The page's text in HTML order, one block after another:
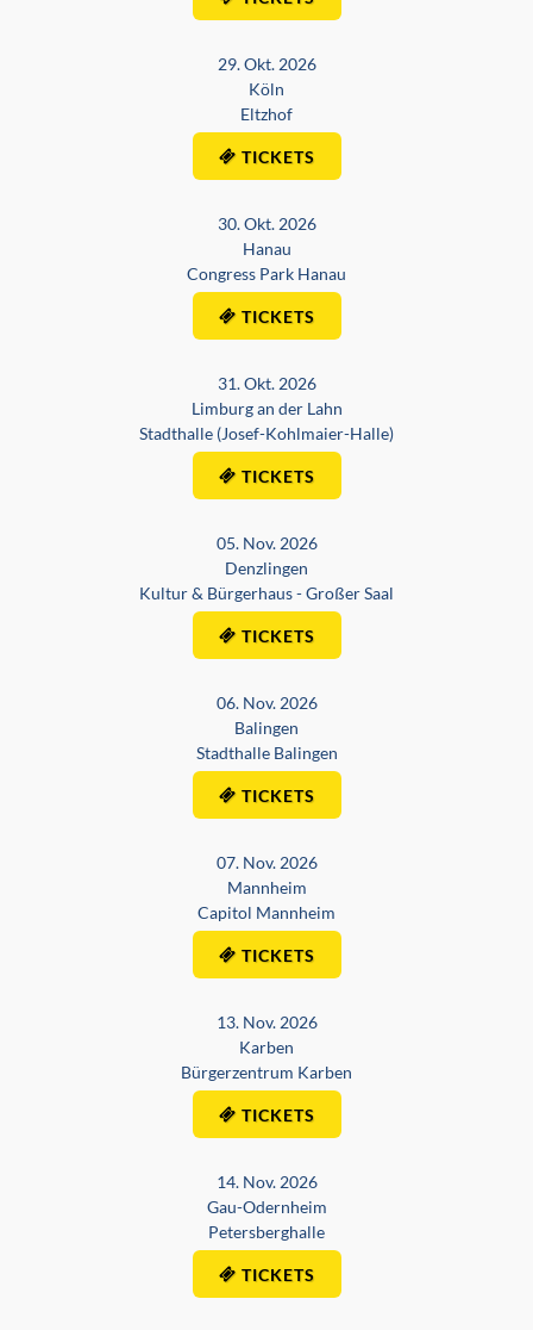
29. Okt. 2026
Köln
Eltzhof
TICKETS
30. Okt. 2026
Hanau
Congress Park Hanau
TICKETS
31. Okt. 2026
Limburg an der Lahn
Stadthalle (Josef-Kohlmaier-Halle)
TICKETS
05. Nov. 2026
Denzlingen
Kultur & Bürgerhaus - Großer Saal
TICKETS
06. Nov. 2026
Balingen
Stadthalle Balingen
TICKETS
07. Nov. 2026
Mannheim
Capitol Mannheim
TICKETS
13. Nov. 2026
Karben
Bürgerzentrum Karben
TICKETS
14. Nov. 2026
Gau-Odernheim
Petersberghalle
TICKETS